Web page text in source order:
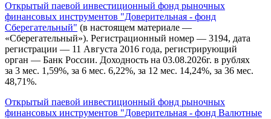
Открытый паевой инвестиционный фонд рыночных
финансовых инструментов "Доверительная - фонд
Сберегательный" (в настоящем материале —
«Сберегательный»). Регистрационный номер — 3194, дата
регистрации — 11 Августа 2016 года, регистрирующий
орган — Банк России. Доходность на 03.08.2026г. в рублях
за 3 мес. 1,59%, за 6 мес. 6,22%, за 12 мес. 14,24%, за 36 мес.
48,71%.
Открытый паевой инвестиционный фонд рыночных
финансовых инструментов "Доверительная - фонд Валютные